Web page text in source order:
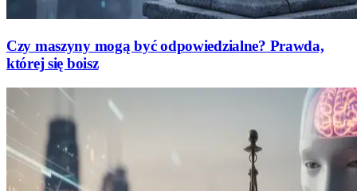
Czy maszyny mogą być odpowiedzialne? Prawda,
której się boisz